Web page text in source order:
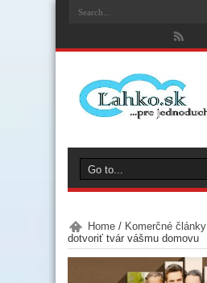
Home / Komerčné články
dotvoriť tvár vášmu domovu